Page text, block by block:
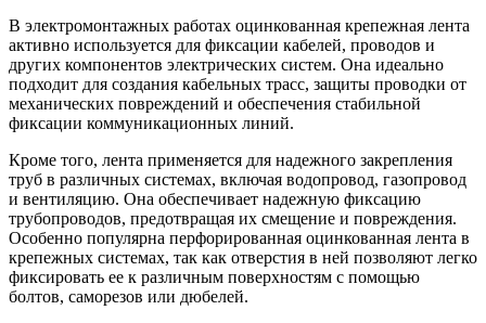
В электромонтажных работах оцинкованная крепежная лента
активно используется для фиксации кабелей, проводов и
других компонентов электрических систем. Она идеально
подходит для создания кабельных трасс, защиты проводки от
механических повреждений и обеспечения стабильной
фиксации коммуникационных линий.
Кроме того, лента применяется для надежного закрепления
труб в различных системах, включая водопровод, газопровод
и вентиляцию. Она обеспечивает надежную фиксацию
трубопроводов, предотвращая их смещение и повреждения.
Особенно популярна перфорированная оцинкованная лента в
крепежных системах, так как отверстия в ней позволяют легко
фиксировать ее к различным поверхностям с помощью
болтов, саморезов или дюбелей.